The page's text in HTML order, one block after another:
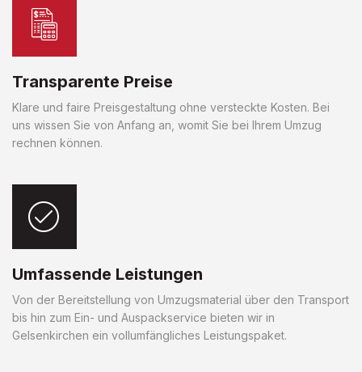
Transparente Preise
Klare und faire Preisgestaltung ohne versteckte Kosten. Bei
uns wissen Sie von Anfang an, womit Sie bei Ihrem Umzug
rechnen können.
Umfassende Leistungen
Von der Bereitstellung von Umzugsmaterial über den Transport
bis hin zum Ein- und Auspackservice bieten wir in
Gelsenkirchen ein vollumfängliches Leistungspaket.